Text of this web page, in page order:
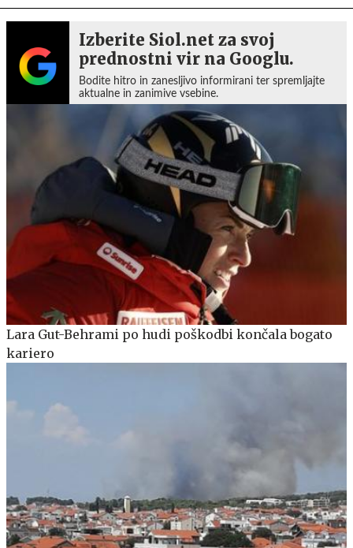
Izberite Siol.net za svoj
prednostni vir na Googlu.
Bodite hitro in zanesljivo informirani ter spremljajte
aktualne in zanimive vsebine.
Lara Gut-Behrami po hudi poškodbi končala bogato
kariero